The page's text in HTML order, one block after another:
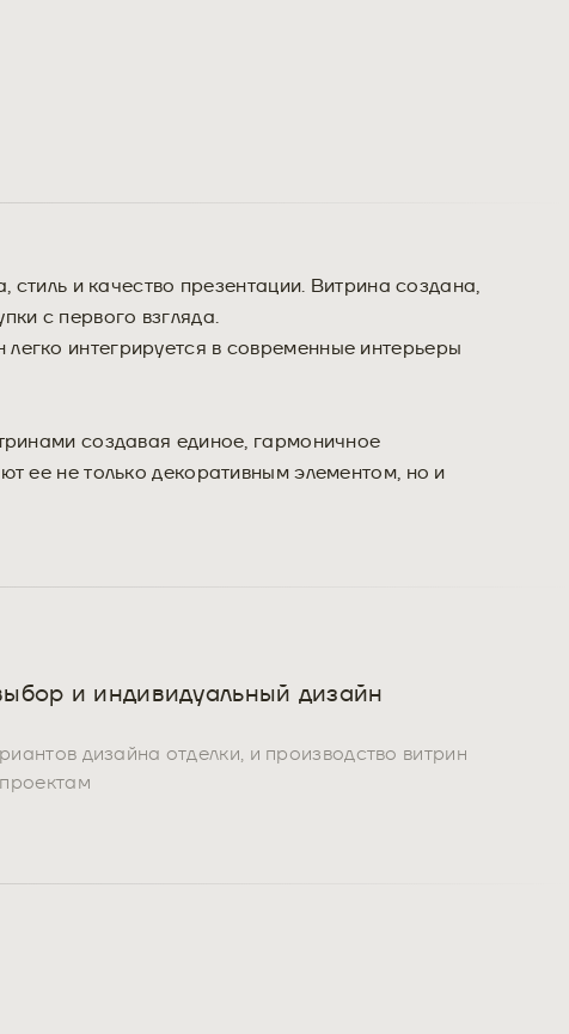
и качество презентации. Витрина создана,
с первого взгляда.
интегрируется в современные интерьеры
создавая единое, гармоничное
ее не только декоративным элементом, но и
и индивидуальный дизайн
дизайна отделки, и производство витрин